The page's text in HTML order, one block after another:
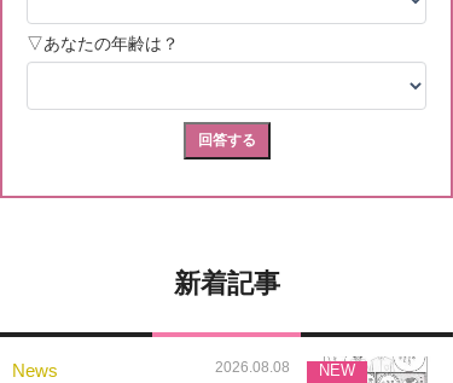
新着記事
News 2026.08.08 NEW